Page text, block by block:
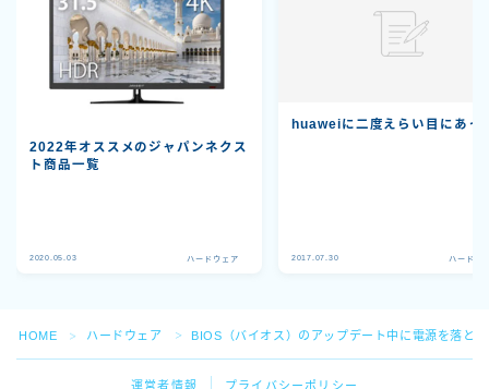
2022年オススメのジャパンネクス
ト商品一覧
2020.05.03 ハードウェア
huaweiに二度えらい目にあっ
2017.07.30 ハードウ
HOME ＞ ハードウェア ＞ BIOS（バイオス）のアップデート中に電源を落と
運営者情報 プライバシーポリシー